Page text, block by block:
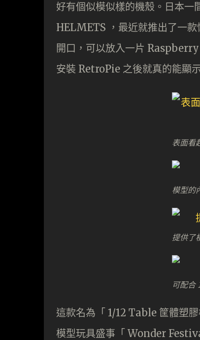
好有個似模似樣的機殼。日本一
HELMETS ，最近就推出了一款
開口，可以放入一片
安裝 RetroPie 之後就真的能顯
表面看
模型的
提供了
可配合
這款名為「 1/12 Table 筐體塑
模型玩具盛事「 Wonder